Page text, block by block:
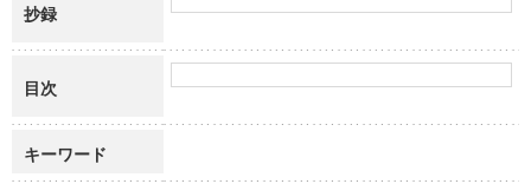
抄録
目次
キーワード